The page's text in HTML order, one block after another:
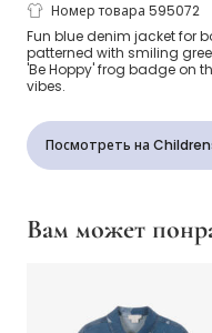
Blue & Green
Номер товара 595072
Fun blue denim jacket for
patterned with smiling
'Be Hoppy' frog badge on
vibes.
Посмотреть на
Вам может